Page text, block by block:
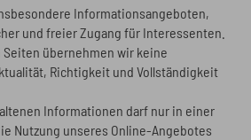
Informationsangeboten,
und freier Zugang für Interessenten.
übernehmen wir keine
Richtigkeit und Vollständigkeit
Informationen darf nur in einer
Nutzung unseres Online-Angebotes